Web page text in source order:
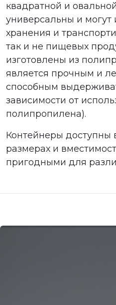
квадратной и
универсальны и могут
хранения и
так и не пищевых
изготовлены из
является прочным и
способным
зависимости от
полипропилена).
Контейнеры доступны
размерах и
пригодными для